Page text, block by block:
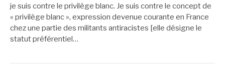
je suis contre le privilège blanc. Je suis contre le concept de
« privilège blanc », expression devenue courante en France
chez une partie des militants antiracistes [elle désigne le
statut préférentiel…